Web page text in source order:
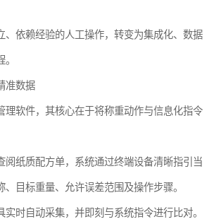
、依赖经验的人工操作，转变为集成化、数据
准数据
理软件，其核心在于将称重动作与信息化指令
阅纸质配方单，系统通过终端设备清晰指引当
目标重量、允许误差范围及操作步骤。
时自动采集，并即刻与系统指令进行比对。